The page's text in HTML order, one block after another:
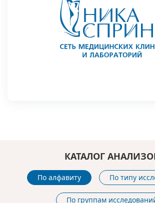
КАТАЛОГ
По алфавиту По типу
По группам